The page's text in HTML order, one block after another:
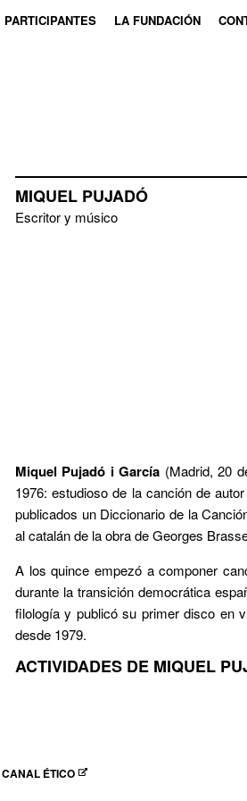
PARTICIPANTES LA FUNDACIÓN
MIQUEL PUJADÓ
Escritor y músico
Miquel Pujadó i García (Madrid, 20
1976: estudioso de la canción de
publicados un Diccionario de la
al catalán de la obra de Georges
A los quince empezó a componer
durante la transición democrática
filología y publicó su primer disco en
desde 1979.
ACTIVIDADES DE MIQUEL
ÉTICO
VENTANA